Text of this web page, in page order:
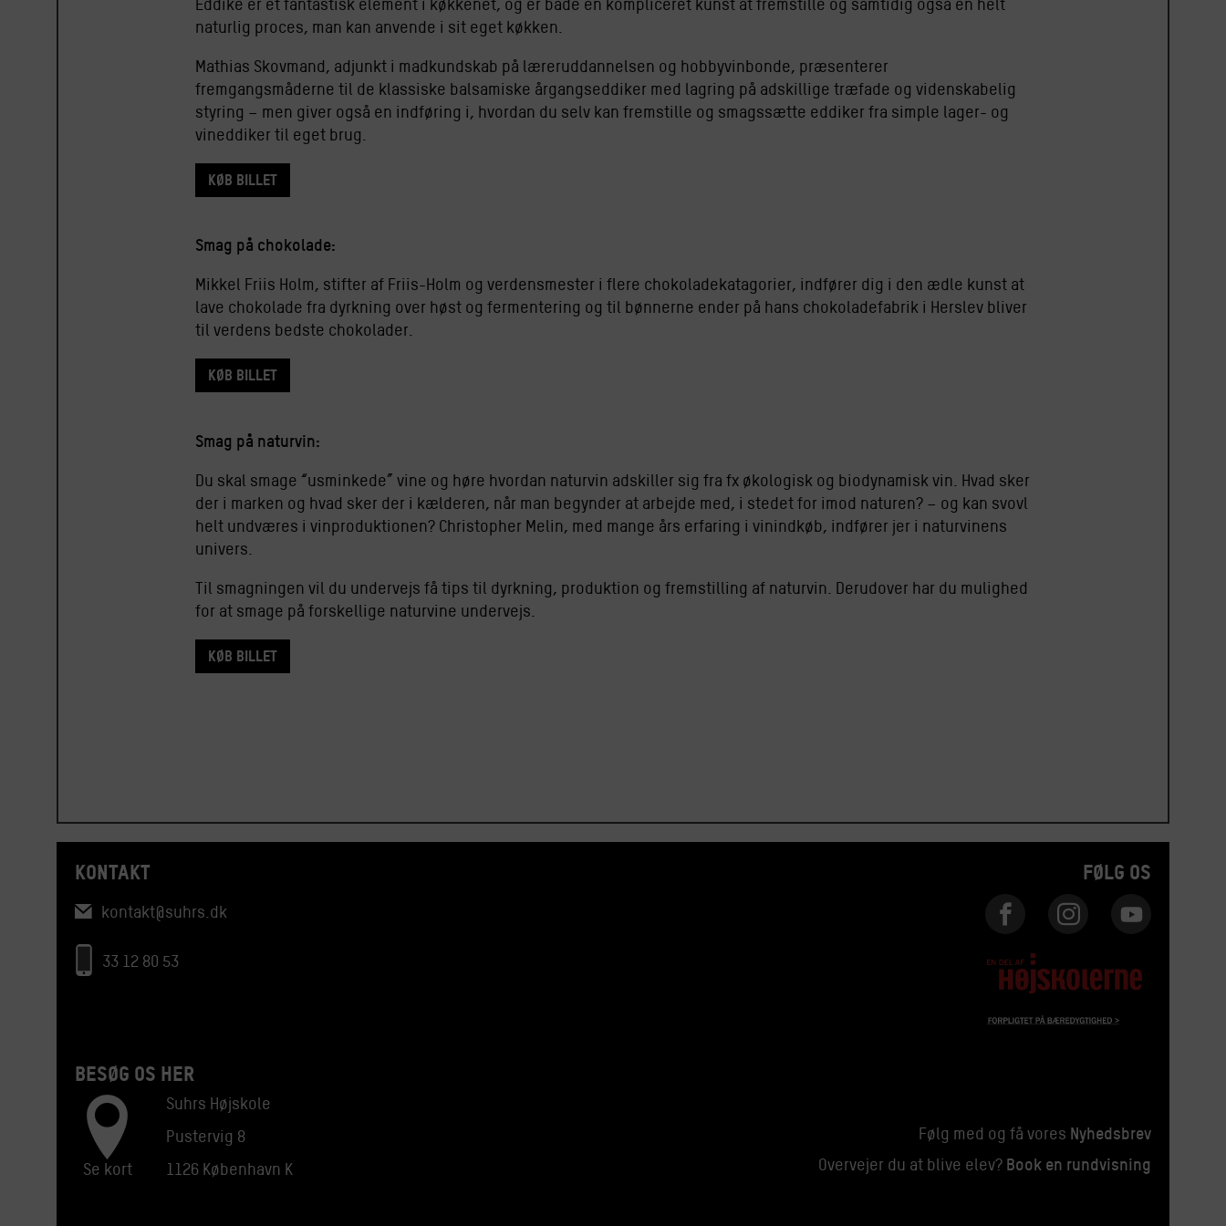
Eddike er et fantastisk element i køkkenet, og er både en kompliceret kunst at fremstille og samtidig også en helt
naturlig proces, man kan anvende i sit eget køkken.
Mathias Skovmand, adjunkt i madkundskab på læreruddannelsen og hobbyvinbonde, præsenterer
fremgangsmåderne til de klassiske balsamiske årgangseddiker med lagring på adskillige træfade og videnskabelig
styring – men giver også en indføring i, hvordan du selv kan fremstille og smagssætte eddiker fra simple lager- og
vineddiker til eget brug.
Køb billet
Smag på chokolade:
Mikkel Friis Holm, stifter af Friis-Holm og verdensmester i flere chokoladekatagorier, indfører dig i den ædle kunst at
lave chokolade fra dyrkning over høst og fermentering og til bønnerne ender på hans chokoladefabrik i Herslev bliver
til verdens bedste chokolader.
Køb billet
Smag på naturvin:
Du skal smage “usminkede” vine og høre hvordan naturvin adskiller sig fra fx økologisk og biodynamisk vin. Hvad sker
der i marken og hvad sker der i kælderen, når man begynder at arbejde med, i stedet for imod naturen? – og kan svovl
helt undværes i vinproduktionen? Christopher Melin, med mange års erfaring i vinindkøb, indfører jer i naturvinens
univers.
Til smagningen vil du undervejs få tips til dyrkning, produktion og fremstilling af naturvin. Derudover har du mulighed
for at smage på forskellige naturvine undervejs.
Køb billet
KONTAKT
kontakt@suhrs.dk
33 12 80 53
FØLG OS
BESØG OS HER
Suhrs Højskole
Pustervig 8
1126 København K
Se kort
Følg med og få vores Nyhedsbrev
Overvejer du at blive elev? Book en rundvisning